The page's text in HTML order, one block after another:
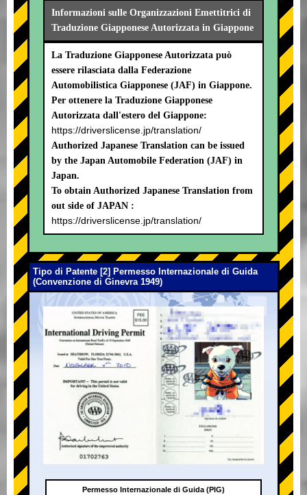
Informazioni sulle Organizzazioni Emettitrici di
Traduzione Giapponese Autorizzata in Giappone
La Traduzione Giapponese Autorizzata può
essere rilasciata dalla Federazione
Automobilistica Giapponese (JAF) in Giappone.
Per ottenere la Traduzione Giapponese
Autorizzata dall'estero del Giappone:
https://driverslicense.jp/translation/
Authorized Japanese Translation can be issued
by the Japan Automobile Federation (JAF) in
Japan.
To obtain Authorized Japanese Translation from
out side of JAPAN :
https://driverslicense.jp/translation/
Tipo di Patente [2] Permesso Internazionale di Guida
(Convenzione di Ginevra 1949)
Permesso Internazionale di Guida (PIG)